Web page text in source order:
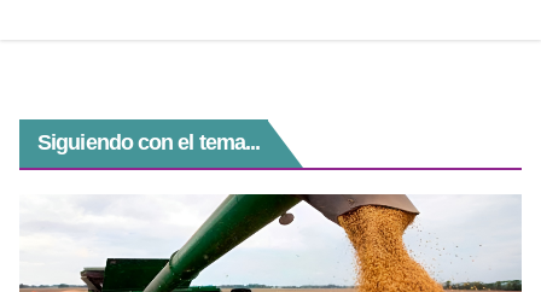
Siguiendo con el tema...